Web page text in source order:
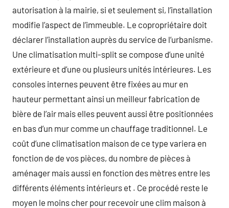
autorisation à la mairie, si et seulement si, l’installation
modifie l’aspect de l’immeuble. Le copropriétaire doit
déclarer l’installation auprès du service de l’urbanisme.
Une climatisation multi-split se compose d’une unité
extérieure et d’une ou plusieurs unités intérieures. Les
consoles internes peuvent être fixées au mur en
hauteur permettant ainsi un meilleur fabrication de
bière de l’air mais elles peuvent aussi être positionnées
en bas d’un mur comme un chauffage traditionnel. Le
coût d’une climatisation maison de ce type variera en
fonction de de vos pièces, du nombre de pièces à
aménager mais aussi en fonction des mètres entre les
différents éléments intérieurs et . Ce procédé reste le
moyen le moins cher pour recevoir une clim maison à